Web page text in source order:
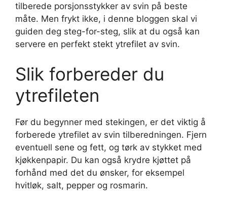
tilberede porsjonsstykker av svin på beste
måte. Men frykt ikke, i denne bloggen skal vi
guiden deg steg-for-steg, slik at du også kan
servere en perfekt stekt ytrefilet av svin.
Slik forbereder du
ytrefileten
Før du begynner med stekingen, er det viktig å
forberede ytrefilet av svin tilberedningen. Fjern
eventuell sene og fett, og tørk av stykket med
kjøkkenpapir. Du kan også krydre kjøttet på
forhånd med det du ønsker, for eksempel
hvitløk, salt, pepper og rosmarin.